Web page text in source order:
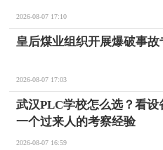
2026-08-07 17:10
皇后煤业组织开展爆破事
2026-08-07 17:03
武汉PLC学校怎么选？看
一个过来人的考察经验
2026-08-07 16:59